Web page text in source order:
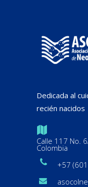
Dedicada al
recién nacidos
Calle 117 No.
Colombia
+57